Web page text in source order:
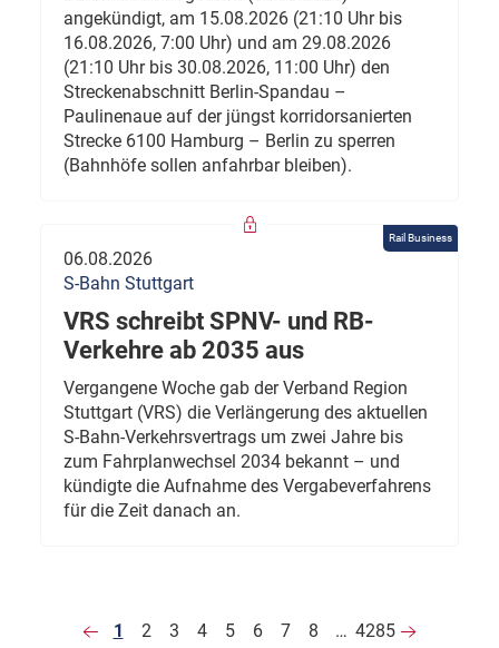
angekündigt, am 15.08.2026 (21:10 Uhr bis
16.08.2026, 7:00 Uhr) und am 29.08.2026
(21:10 Uhr bis 30.08.2026, 11:00 Uhr) den
Streckenabschnitt Berlin-Spandau –
Paulinenaue auf der jüngst korridorsanierten
Strecke 6100 Hamburg – Berlin zu sperren
(Bahnhöfe sollen anfahrbar bleiben).
Rail Business
06.08.2026
S-Bahn Stuttgart
VRS schreibt SPNV- und RB-
Verkehre ab 2035 aus
Vergangene Woche gab der Verband Region
Stuttgart (VRS) die Verlängerung des aktuellen
S-Bahn-Verkehrsvertrags um zwei Jahre bis
zum Fahrplanwechsel 2034 bekannt – und
kündigte die Aufnahme des Vergabeverfahrens
für die Zeit danach an.
1 2 3 4 5 6 7 8 … 4285